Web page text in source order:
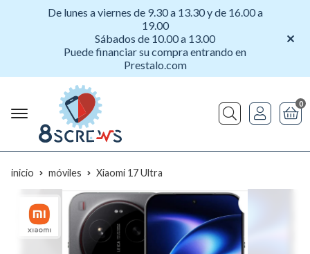
De lunes a viernes de 9.30 a 13.30 y de 16.00 a
19.00
Sábados de 10.00 a 13.00
Puede financiar su compra entrando en
Prestalo.com
Buscar
0
inicio móviles Xiaomi 17 Ultra